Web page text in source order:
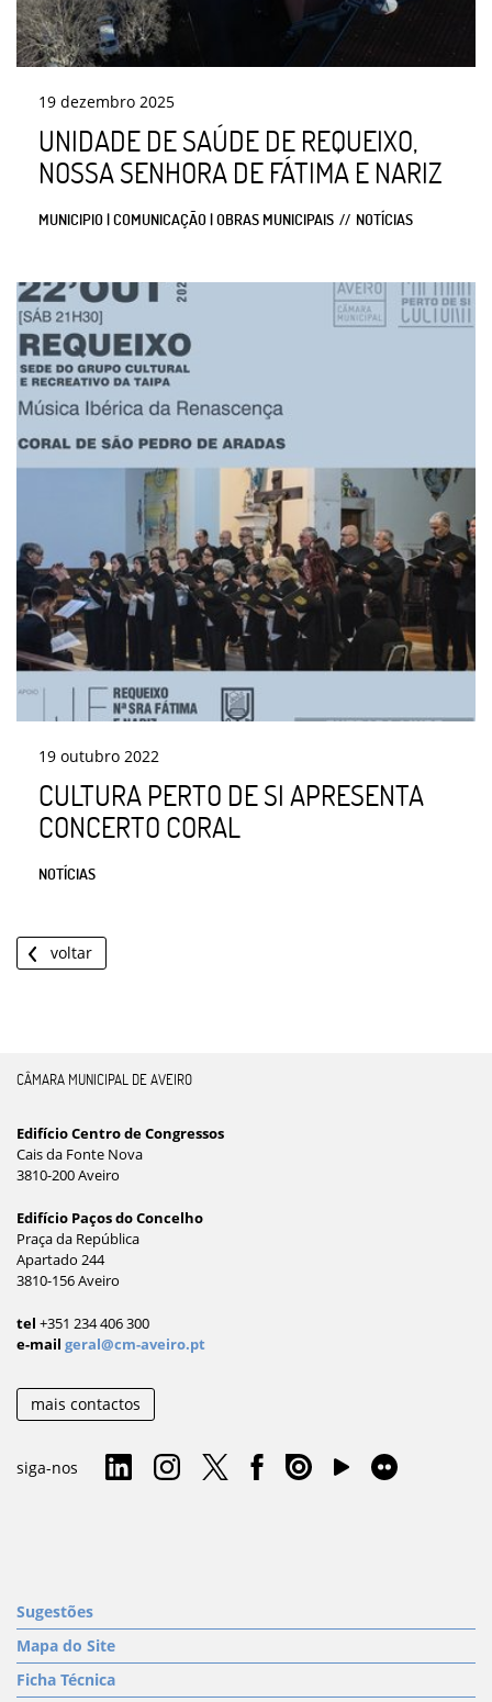
19 dezembro 2025
UNIDADE DE SAÚDE DE REQUEIXO,
NOSSA SENHORA DE FÁTIMA E NARIZ
MUNICIPIO | COMUNICAÇÃO | OBRAS MUNICIPAIS NOTÍCIAS
19 outubro 2022
CULTURA PERTO DE SI APRESENTA
CONCERTO CORAL
NOTÍCIAS
voltar
CÂMARA MUNICIPAL DE AVEIRO
Edifício Centro de Congressos
Cais da Fonte Nova
3810-200 Aveiro
Edifício Paços do Concelho
Praça da República
Apartado 244
3810-156 Aveiro
tel +351 234 406 300
e-mail geral@cm-aveiro.pt
mais contactos
siga-nos
Sugestões
Mapa do Site
Ficha Técnica